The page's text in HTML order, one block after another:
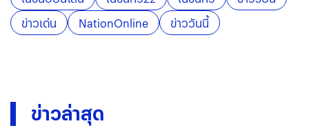
ข่าวเด่น
NationOnline ข่าววันนี้
ข่าวล่าสุด